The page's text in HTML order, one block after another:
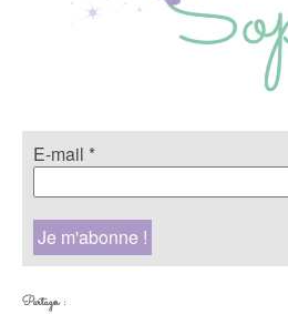
E-mail *
Partager :